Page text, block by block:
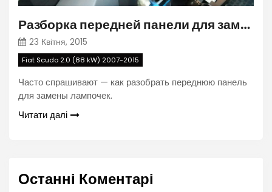
Разборка передней панели для замены лампочек Fiat Scudo 2007-2015
23 Квітня, 2015
Fiat Scudo 2.0 (88 kW) 2007-2015
Часто спрашивают — как разобрать переднюю панель
для замены лампочек.
Читати далі
Останні Коментарі